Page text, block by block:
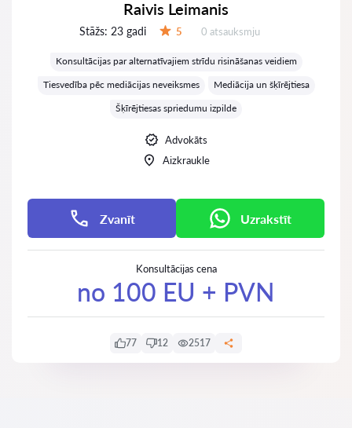
Raivis Leimanis
Stāžs: 23 gadi 5 Atsauksmes:
0 atsauksmju
Konsultācijas par alternatīvajiem strīdu risināšanas veidiem
Tiesvedība pēc mediācijas neveiksmes
Mediācija un šķīrējtiesa
Šķīrējtiesas spriedumu izpilde
Advokāts
Aizkraukle
Zvanīt Uzrakstīt
Konsultācijas cena
no 100 EU + PVN
77 12 2517